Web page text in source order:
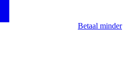
Betaal minder